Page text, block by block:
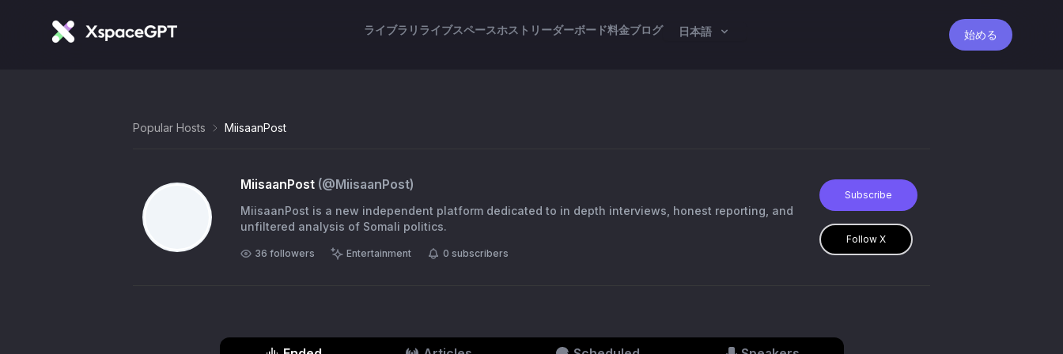
ライブラリ ライブスペースホスト リーダーボード料金ブログ 日本語 始める
Popular Hosts MiisaanPost
MiisaanPost (@MiisaanPost)
MiisaanPost is a new independent platform dedicated to in depth interviews, honest reporting, and
unfiltered analysis of Somali politics.
36 followers Entertainment 0 subscribers
Subscribe
Follow X